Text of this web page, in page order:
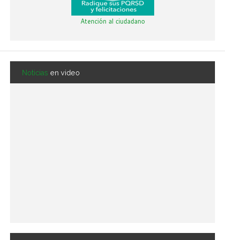
Atención al ciudadano
Noticias en video